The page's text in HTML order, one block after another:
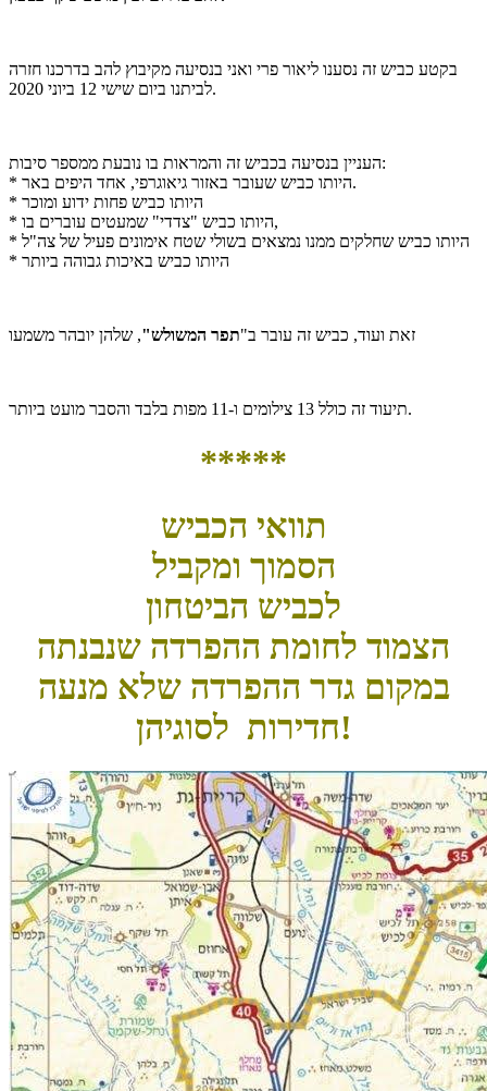
בקטע כביש זה נסענו ליאור פרי ואני בנסיעה מקיבוץ להב בדרכנו חזרה
לביתנו ביום שישי 12 ביוני 2020.
העניין בנסיעה בכביש זה והמראות בו נובעת ממספר סיבות:
* היותו כביש שעובר באזור גיאוגרפי, אחד היפים באר.
* היותו כביש פחות ידוע ומוכר
* היותו כביש "צדדי" שמעטים עוברים בו,
* היותו כביש שחלקים ממנו נמצאים בשולי שטח אימונים פעיל של צה"ל
* היותו כביש באיכות גבוהה ביותר
זאת ועוד, כביש זה עובר ב"תפר המשולש", שלהן יובהר משמעו
תיעוד זה כולל 13 צילומים ו-11 מפות בלבד והסבר מועט ביותר.
*****
תוואי הכביש
הסמוך ומקביל
לכביש הביטחון
הצמוד לחומת ההפרדה שנבנתה
במקום גדר ההפרדה שלא מנעה
חדירות לסוגיהן!